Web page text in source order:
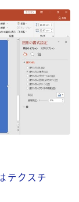
テクスチ